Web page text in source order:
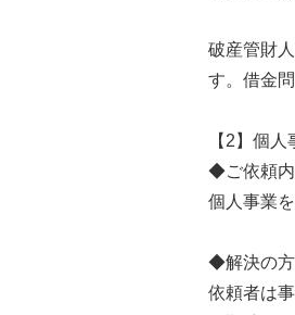
破産管財
す。借金
【2】個
◆ご依頼
個人事業
◆解決の
依頼者は